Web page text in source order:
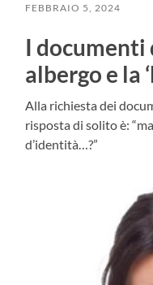
FEBBRAIO 5, 2024
I documenti
albergo e la
Alla richiesta dei
risposta di solito è:
d’identità…?”